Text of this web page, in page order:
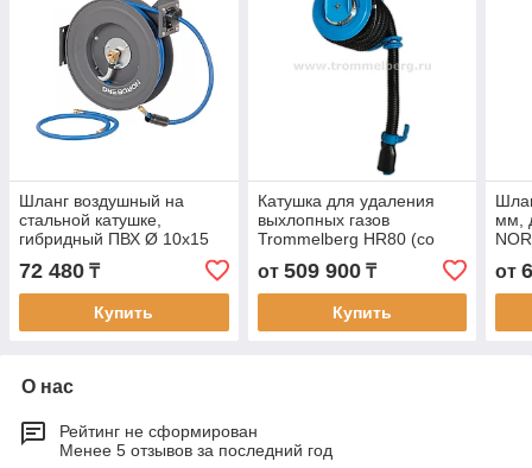
Шланг воздушный на
стальной катушке,
гибридный ПВХ Ø 10х15
72 480 ₸
Купить
Катушка для удаления
выхлопных газов
Trommelberg HR80 (со
шлангом 100 мм х 10 м)
от 509 900₸
Купить
мм,
от
О нас
Рейтинг не сформирован
Менее 5 отзывов за последний год